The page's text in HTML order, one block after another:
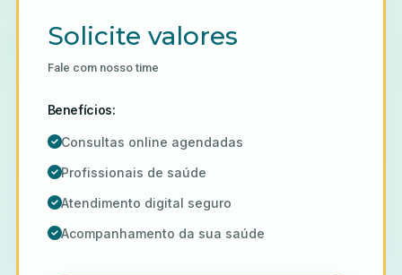
Solicite valores
Fale com nosso time
Benefícios:
Consultas online agendadas
Profissionais de saúde
Atendimento digital seguro
Acompanhamento da sua saúde